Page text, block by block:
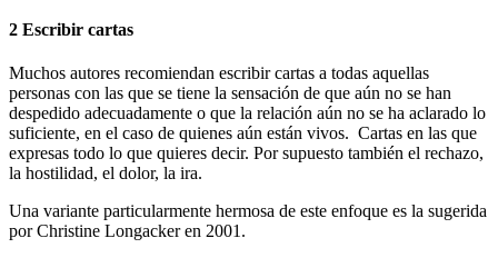
2 Escribir cartas
Muchos autores recomiendan escribir cartas a todas aquellas
personas con las que se tiene la sensación de que aún no se han
despedido adecuadamente o que la relación aún no se ha aclarado lo
suficiente, en el caso de quienes aún están vivos. Cartas en las que
expresas todo lo que quieres decir. Por supuesto también el rechazo,
la hostilidad, el dolor, la ira.
Una variante particularmente hermosa de este enfoque es la sugerida
por Christine Longacker en 2001.